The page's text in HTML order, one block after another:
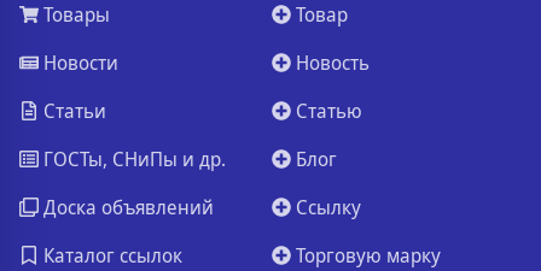
Товары
Новости
Статьи
ГОСТы, СНиПы и др.
Доска объявлений
Каталог ссылок
Товар
Новость
Статью
Блог
Ссылку
Торговую марку